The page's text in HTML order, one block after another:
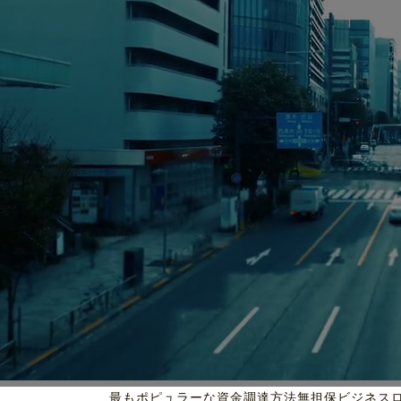
最もポピュラーな資金調達方法無担保ビジネス